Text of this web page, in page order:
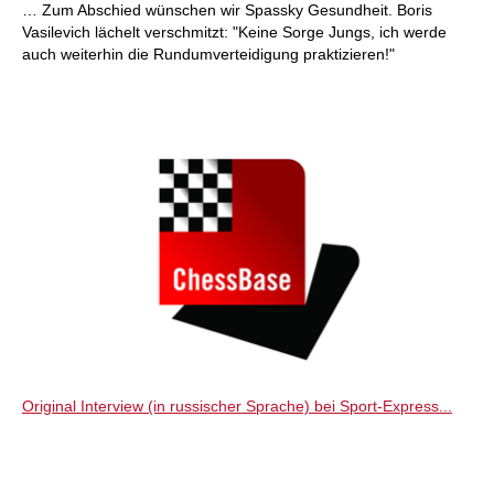
… Zum Abschied wünschen wir Spassky Gesundheit. Boris
Vasilevich lächelt verschmitzt: "Keine Sorge Jungs, ich werde
auch weiterhin die Rundumverteidigung praktizieren!"
Original Interview (in russischer Sprache) bei Sport-Express...